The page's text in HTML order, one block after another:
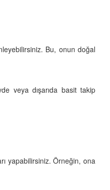
Bu, onun doğal
veya dışarıda basit takip
yapabilirsiniz. Örneğin, ona